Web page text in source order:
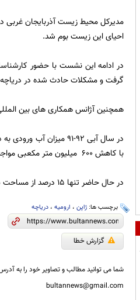
مدیرکل محیط زیست آذربایجان غربی
احیای این زیست بوم شد.
در ادامه این نشست با حضور
گرفت و مشکلات حادث شده در دریاچه
همچنین آژانس همکاری های بین
با کاهش 600 میلیون متر مکعبی مواجه است.
در حال حاضر تنها 15 درصد از مساحت دومین دریاچه شور جهان(دریاچه ارومیه) باقی مانده است.
برچسب ها: ژاپن، ارومیه، دریاچه
گزارش خطا
شما می توانید مطالب و تصاویر خود را به
bultannews@gmail.com